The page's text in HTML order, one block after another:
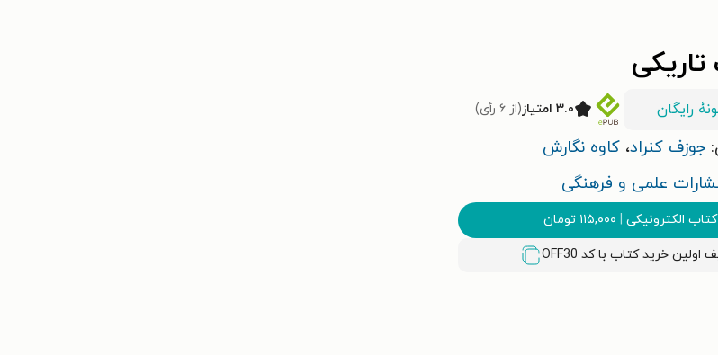
رایگان ۳.۰ امتیاز (از ۶ رأی)
جوزف کنراد، کاوه نگارش
علمی و فرهنگی
الکترونیکی ۱۱۵,۰۰۰ تومان
OFF30